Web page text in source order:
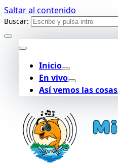
Saltar al contenido
Buscar:
Inicio
En vivo
Así vemos las cosas